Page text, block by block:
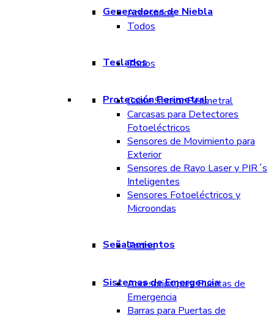
Generadores de Niebla
Accesorios
Todos
Teclados
Todos
Protección Perimetral
Cable Sensor Perimetral
Carcasas para Detectores
Fotoeléctricos
Sensores de Movimiento para
Exterior
Sensores de Rayo Laser y PIR´s
Inteligentes
Sensores Fotoeléctricos y
Microondas
Señalamientos
Todos
Sistemas de Emergencia
Accesorios para Puertas de
Emergencia
Barras para Puertas de